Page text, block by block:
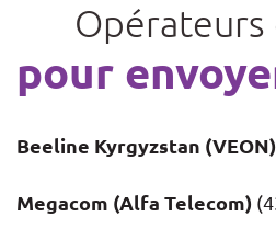
Opérateurs
pour
Beeline Kyrgyzstan (VEON)
Megacom (Alfa Telecom)